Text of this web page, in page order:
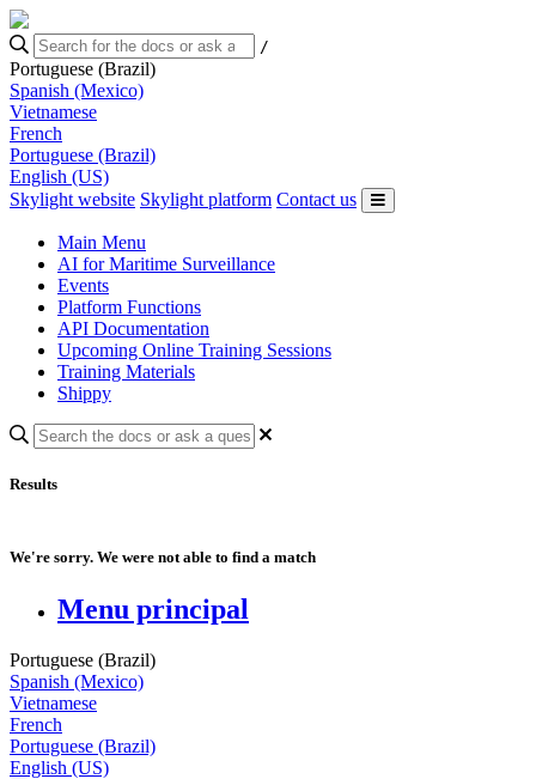
/
Portuguese (Brazil)
Spanish (Mexico)
Vietnamese
French
Portuguese (Brazil)
English (US)
Skylight website Skylight platform Contact us
Main Menu
AI for Maritime Surveillance
Events
Platform Functions
API Documentation
Upcoming Online Training Sessions
Training Materials
Shippy
Results
We're sorry. We were not able to find a match
Menu principal
Portuguese (Brazil)
Spanish (Mexico)
Vietnamese
French
Portuguese (Brazil)
English (US)